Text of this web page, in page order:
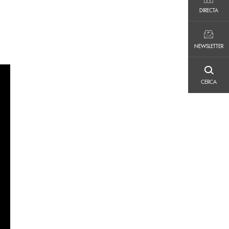
DIRECTA
NEWSLETTER
CERCA